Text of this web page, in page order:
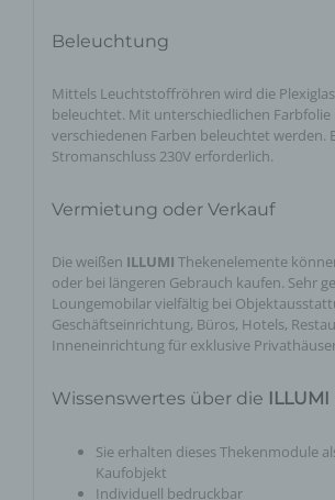
Beleuchtung
Mittels Leuchtstoffröhren wird die
beleuchtet. Mit unterschiedlichen Farbfolie
verschiedenen Farben beleuchtet werden.
Stromanschluss 230V erforderlich.
Vermietung oder Verkauf
Die weißen ILLUMI Thekenelemente
oder bei längeren Gebrauch kaufen. Sehr
Loungemobilar vielfältig bei
Geschäftseinrichtung, Büros, Hotels,
Inneneinrichtung für exklusive
Wissenswertes über die
Sie erhalten dieses Thekenmodule
Kaufobjekt
Individuell bedruckbar